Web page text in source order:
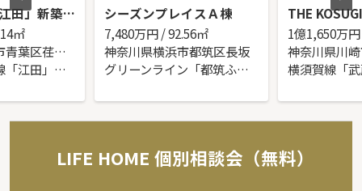
田園都市線「江田」新築戸建
㎡
神奈川県横浜市青葉区荏田町
東急田園都市線「江田」駅 徒歩10分
シーズンプレイスＡ棟
7,480万円 / 92.56㎡
神奈川県横浜市都筑区長坂
グリーンライン「都筑ふれあいの丘」駅 徒歩10分
THE
1億1,650万
LIFE HOME 個別相談会（無料）